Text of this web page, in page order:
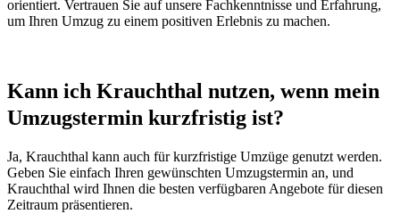
orientiert. Vertrauen Sie auf unsere Fachkenntnisse und Erfahrung,
um Ihren Umzug zu einem positiven Erlebnis zu machen.
Kann ich Krauchthal nutzen, wenn mein
Umzugstermin kurzfristig ist?
Ja, Krauchthal kann auch für kurzfristige Umzüge genutzt werden.
Geben Sie einfach Ihren gewünschten Umzugstermin an, und
Krauchthal wird Ihnen die besten verfügbaren Angebote für diesen
Zeitraum präsentieren.